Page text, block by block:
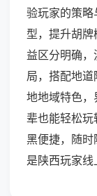
验玩家的策
型，提升胡
益区分明确
局，搭配地
地地域特色
辈也能轻松
黑便捷，随时
是陕西玩家线